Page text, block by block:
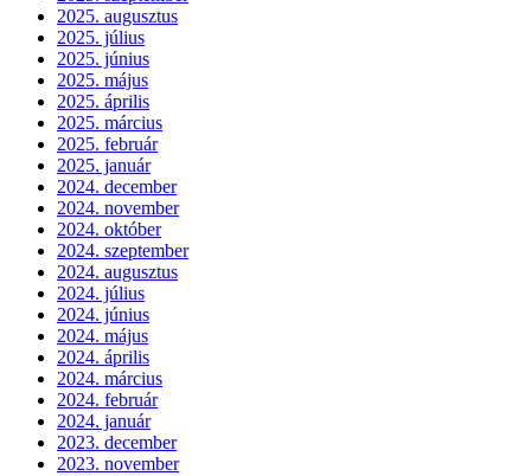
2025. augusztus
2025. július
2025. június
2025. május
2025. április
2025. március
2025. február
2025. január
2024. december
2024. november
2024. október
2024. szeptember
2024. augusztus
2024. július
2024. június
2024. május
2024. április
2024. március
2024. február
2024. január
2023. december
2023. november